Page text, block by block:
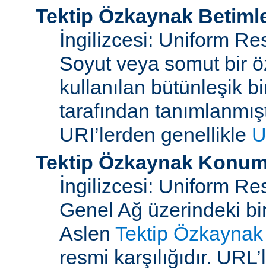
Tektip Özkaynak
İngilizcesi: Uniform
Soyut veya somut bir
kullanılan bütünleşik
tarafından
URI’lerden genellikle
Tektip Özkaynak
İngilizcesi: Uniform
Genel Ağ üzerindeki
Aslen Tektip
resmi karşılığıdır.